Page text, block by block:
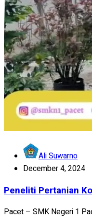
Ali Suwarno
December 4, 2024
Peneliti Pertanian
Pacet – SMK Negeri 1